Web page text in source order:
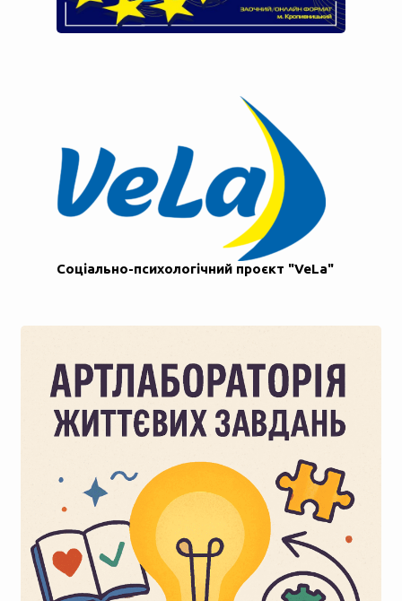
Соціально-психологічний проєкт "VeLa"